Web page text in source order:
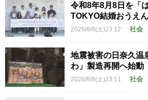
令和8年8月8日を「
TOKYO結婚おうえ
2026/8/8(土)23:12 社会
地震被害の日奈久
わ」製造再開へ始動
2026/8/8(土)23:11 社会